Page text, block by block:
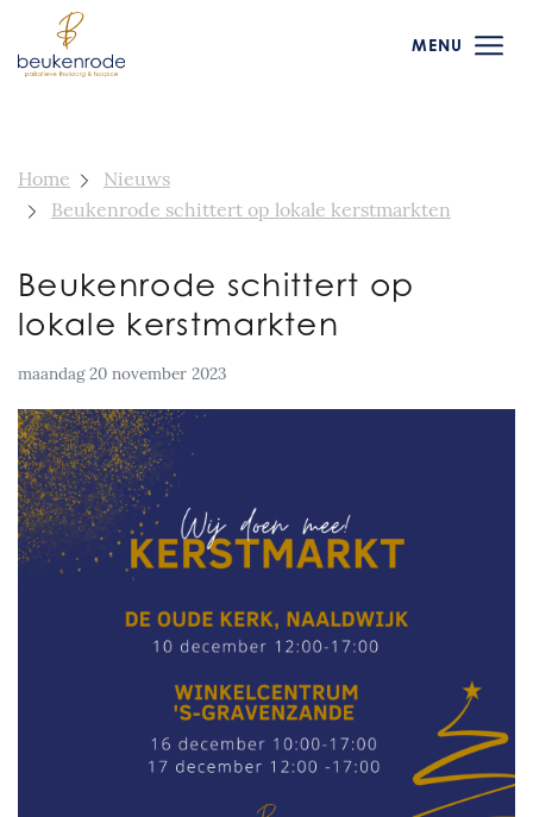
MENU
Home
Nieuws
Beukenrode schittert op lokale kerstmarkten
Beukenrode schittert op
lokale kerstmarkten
maandag 20 november 2023